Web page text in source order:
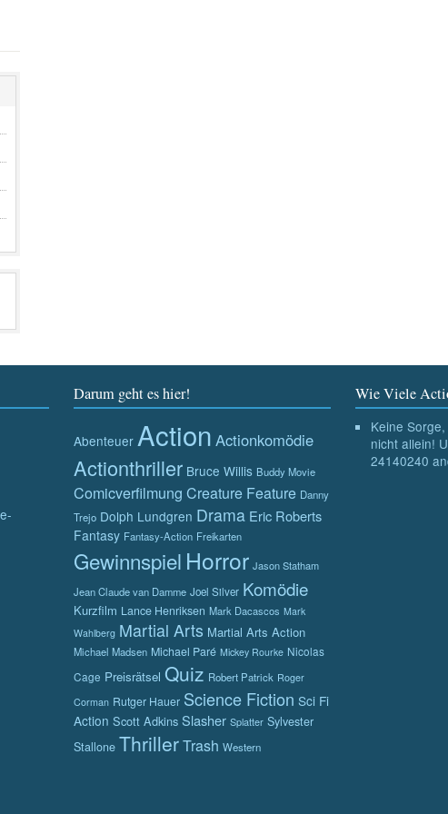
Darum geht es hier!
Abenteuer Action Actionkomödie
Actionthriller Bruce Willis Buddy Movie
Comicverfilmung Creature Feature Danny
Trejo Dolph Lundgren Drama Eric Roberts
Fantasy Fantasy-Action Freikarten
Gewinnspiel Horror Jason Statham
Jean Claude van Damme Joel Silver Komödie
Kurzfilm Lance Henriksen Mark Dacascos Mark
Wahlberg Martial Arts Martial Arts Action
Michael Madsen Michael Paré Mickey Rourke Nicolas
Cage Preisrätsel Quiz Robert Patrick Roger
Corman Rutger Hauer Science Fiction Sci Fi
Action Scott Adkins Slasher Splatter Sylvester
Stallone ThrillerTrash Western
Wie Viele
Keine
nicht allein!
24140240